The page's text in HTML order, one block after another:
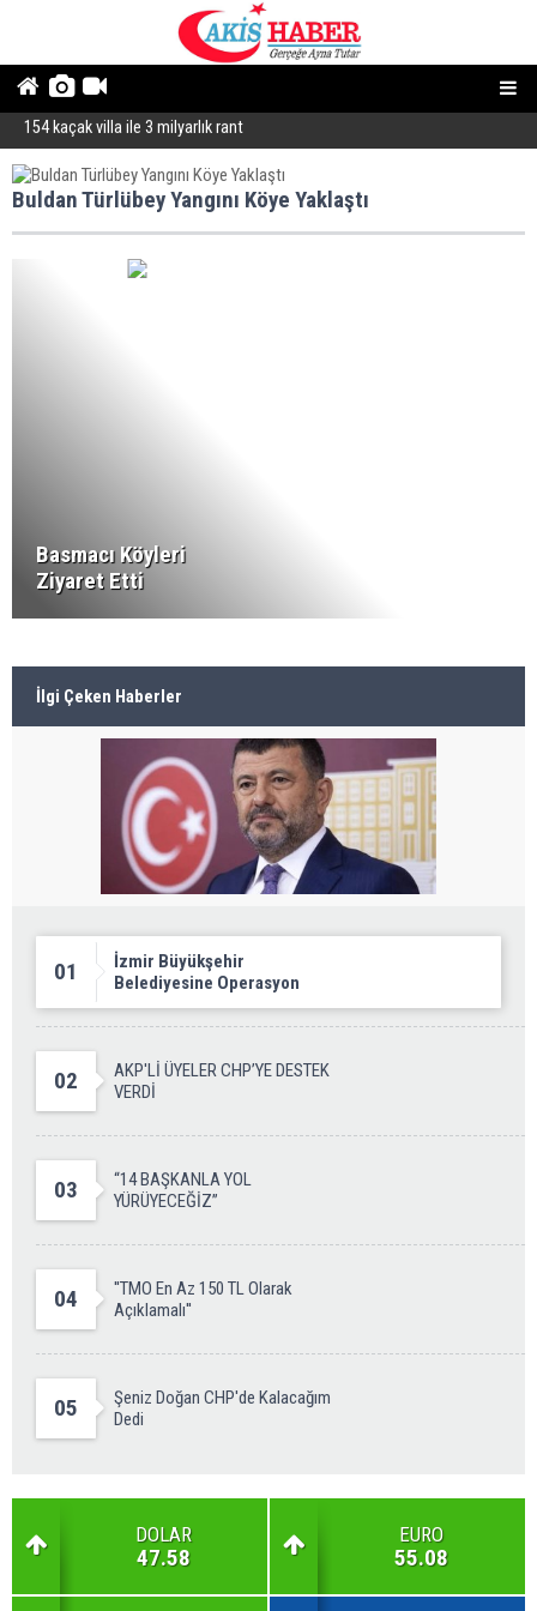
154 kaçak villa ile 3 milyarlık rant
Cumhurbaşkanına hakaret sorunu
Buldan Türlübey Yangını Köye Yaklaştı
Basmacı Köyleri
Ziyaret Etti
İlgi Çeken Haberler
01
İzmir Büyükşehir
Belediyesine Operasyon
02
AKP'Lİ ÜYELER CHP’YE DESTEK
VERDİ
03
“14 BAŞKANLA YOL
YÜRÜYECEĞİZ”
04
''TMO En Az 150 TL Olarak
Açıklamalı''
05
Şeniz Doğan CHP'de Kalacağım
Dedi
DOLAR
47.58
EURO
55.08